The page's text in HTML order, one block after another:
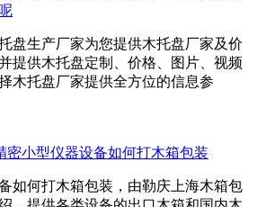
盘生产厂家为您提供木托盘厂家及价
提供木托盘定制、价格、图片、视频
木托盘厂家提供全方位的信息参
密小型仪器设备如何打木箱包装
如何打木箱包装，由勒庆上海木箱包